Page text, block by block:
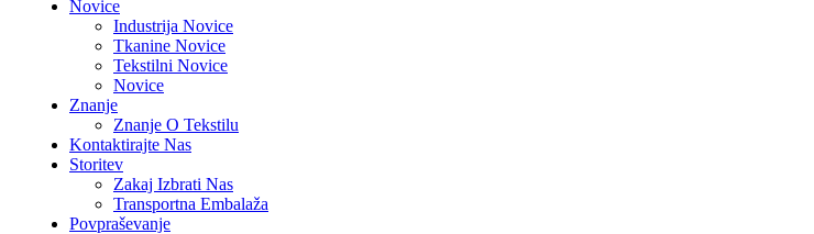
Novice
Industrija Novice
Tkanine Novice
Tekstilni Novice
Novice
Znanje
Znanje O Tekstilu
Kontaktirajte Nas
Storitev
Zakaj Izbrati Nas
Transportna Embalaža
Povpraševanje